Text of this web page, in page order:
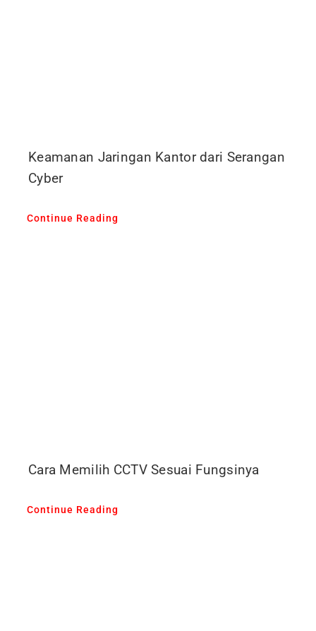
Keamanan Jaringan Kantor dari Serangan
Cyber
Continue Reading
Cara Memilih CCTV Sesuai Fungsinya
Continue Reading